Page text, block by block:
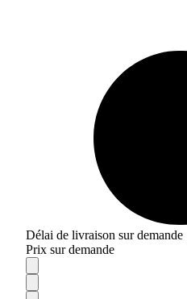
Délai de livraison sur demande
Prix sur demande